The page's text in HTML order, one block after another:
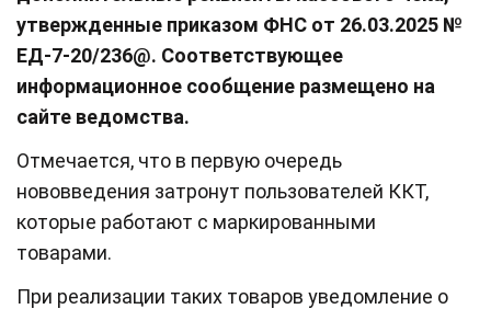
утвержденные приказом ФНС от 26.03.2025 №
ЕД-7-20/236@. Соответствующее
информационное сообщение размещено на
сайте ведомства.
Отмечается, что в первую очередь
нововведения затронут пользователей ККТ,
которые работают с маркированными
товарами.
При реализации таких товаров уведомление о